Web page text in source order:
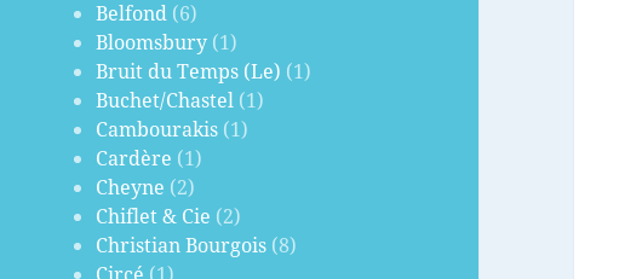
Belfond (6)
Bloomsbury (1)
Bruit du Temps (Le) (1)
Buchet/Chastel (1)
Cambourakis (1)
Cardère (1)
Cheyne (2)
Chiflet & Cie (2)
Christian Bourgois (8)